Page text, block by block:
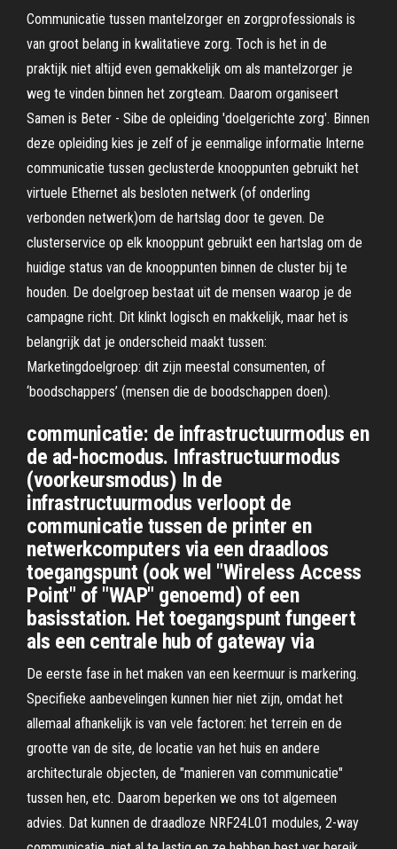
Communicatie tussen mantelzorger en zorgprofessionals is
van groot belang in kwalitatieve zorg. Toch is het in de
praktijk niet altijd even gemakkelijk om als mantelzorger je
weg te vinden binnen het zorgteam. Daarom organiseert
Samen is Beter - Sibe de opleiding 'doelgerichte zorg'. Binnen
deze opleiding kies je zelf of je eenmalige informatie Interne
communicatie tussen geclusterde knooppunten gebruikt het
virtuele Ethernet als besloten netwerk (of onderling
verbonden netwerk)om de hartslag door te geven. De
clusterservice op elk knooppunt gebruikt een hartslag om de
huidige status van de knooppunten binnen de cluster bij te
houden. De doelgroep bestaat uit de mensen waarop je de
campagne richt. Dit klinkt logisch en makkelijk, maar het is
belangrijk dat je onderscheid maakt tussen:
Marketingdoelgroep: dit zijn meestal consumenten, of
‘boodschappers’ (mensen die de boodschappen doen).
communicatie: de infrastructuurmodus en
de ad-hocmodus. Infrastructuurmodus
(voorkeursmodus) In de
infrastructuurmodus verloopt de
communicatie tussen de printer en
netwerkcomputers via een draadloos
toegangspunt (ook wel "Wireless Access
Point" of "WAP" genoemd) of een
basisstation. Het toegangspunt fungeert
als een centrale hub of gateway via
De eerste fase in het maken van een keermuur is markering.
Specifieke aanbevelingen kunnen hier niet zijn, omdat het
allemaal afhankelijk is van vele factoren: het terrein en de
grootte van de site, de locatie van het huis en andere
architecturale objecten, de "manieren van communicatie"
tussen hen, etc. Daarom beperken we ons tot algemeen
advies. Dat kunnen de draadloze NRF24L01 modules, 2-way